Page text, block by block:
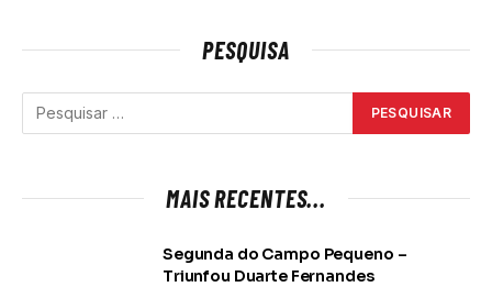
PESQUISA
MAIS RECENTES...
Segunda do Campo Pequeno –
Triunfou Duarte Fernandes